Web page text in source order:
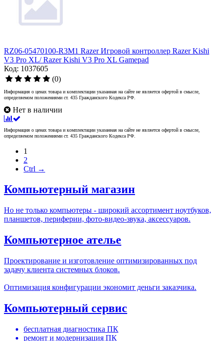
RZ06-05470100-R3M1 Razer Игровой контроллер Razer Kishi
V3 Pro XL/ Razer Kishi V3 Pro XL Gamepad
Код: 1037605
(0)
Информация о ценах товара и комплектации указанная на сайте не является офертой в смысле,
определяемом положениями ст. 435 Гражданского Кодекса РФ.
Нет в наличии
Информация о ценах товара и комплектации указанная на сайте не является офертой в смысле,
определяемом положениями ст. 435 Гражданского Кодекса РФ.
1
2
Ctrl →
Компьютерный магазин
Но не только компьютеры - широкий ассортимент ноутбуков,
планшетов, периферии, фото-видео-звука, аксессуаров.
Компьютерное ателье
Проектирование и изготовление оптимизированных под
задачу клиента системных блоков.
Оптимизация конфигурации экономит деньги заказчика.
Компьютерный сервис
бесплатная диагностика ПК
ремонт и модернизация ПК